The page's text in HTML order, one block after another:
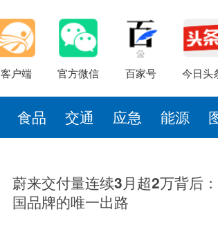
客户端 官方微信 百家号 今日头
食品 交通 应急 能源
蔚来交付量连续3月超2万背后
国品牌的唯一出路